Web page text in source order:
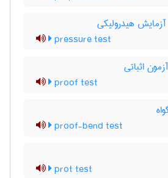
هیدرولیکی
pressure test
اثباتی
proof test
proof-bend test
prot test